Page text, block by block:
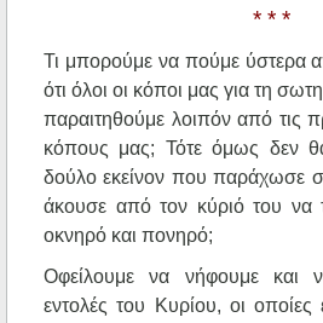
* * *
Τι μπορούμε να πούμε ύστερα
ότι όλοι οι κόποι μας για τη
παραιτηθούμε λοιπόν από τις
κόπους μας; Τότε όμως δεν
δούλο εκείνον που παράχωσε
άκουσε από τον κύριό του να
οκνηρό και πονηρό;
Οφείλουμε να νήφουμε και
εντολές του Κυρίου, οι οποίες